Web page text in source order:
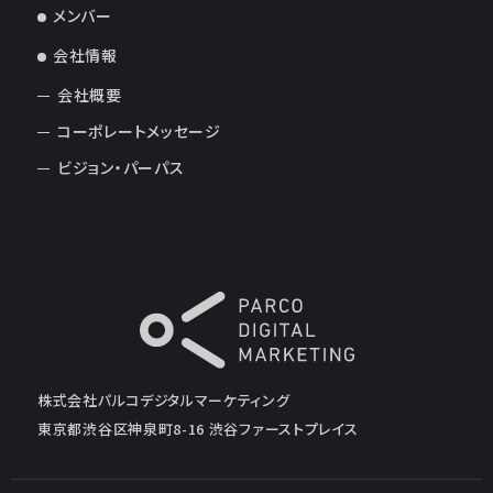
株式会社パルコデジタルマーケティング
東京都渋谷区神泉町8-16 渋谷ファーストプレイス
メンバー
会社情報
会社概要
コーポレートメッセージ
ビジョン・パーパス